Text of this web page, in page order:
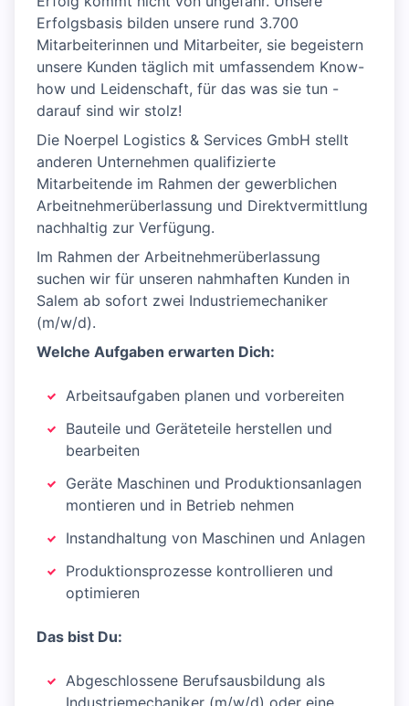
Erfolgsbasis bilden unsere rund 3.700
Mitarbeiterinnen und Mitarbeiter, sie begeistern
unsere Kunden täglich mit umfassendem Know-
how und Leidenschaft, für das was sie tun -
darauf sind wir stolz!
Die Noerpel Logistics & Services GmbH stellt
anderen Unternehmen qualifizierte
Mitarbeitende im Rahmen der gewerblichen
Arbeitnehmerüberlassung und Direktvermittlung
nachhaltig zur Verfügung.
Im Rahmen der Arbeitnehmerüberlassung
suchen wir für unseren nahmhaften Kunden in
Salem ab sofort zwei Industriemechaniker
(m/w/d).
Welche Aufgaben erwarten Dich:
Arbeitsaufgaben planen und vorbereiten
Bauteile und Geräteteile herstellen und
bearbeiten
Geräte Maschinen und Produktionsanlagen
montieren und in Betrieb nehmen
Instandhaltung von Maschinen und Anlagen
Produktionsprozesse kontrollieren und
optimieren
Das bist Du:
Abgeschlossene Berufsausbildung als